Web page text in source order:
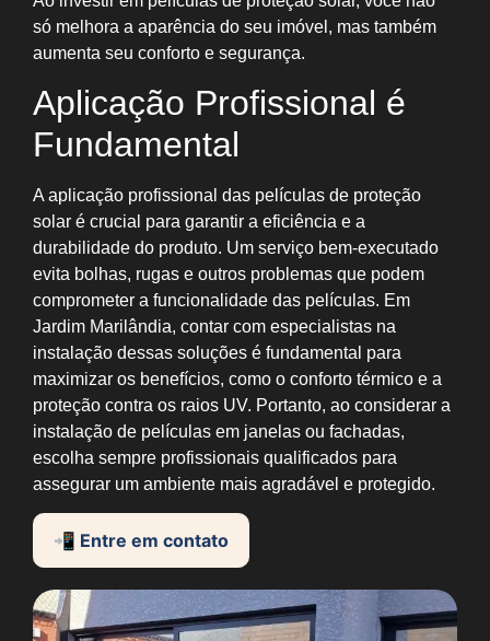
só melhora a aparência do seu imóvel, mas também
aumenta seu conforto e segurança.
Aplicação Profissional é
Fundamental
A aplicação profissional das películas de proteção
solar é crucial para garantir a eficiência e a
durabilidade do produto. Um serviço bem-executado
evita bolhas, rugas e outros problemas que podem
comprometer a funcionalidade das películas. Em
Jardim Marilândia, contar com especialistas na
instalação dessas soluções é fundamental para
maximizar os benefícios, como o conforto térmico e a
proteção contra os raios UV. Portanto, ao considerar a
instalação de películas em janelas ou fachadas,
escolha sempre profissionais qualificados para
assegurar um ambiente mais agradável e protegido.
📲 Entre em contato